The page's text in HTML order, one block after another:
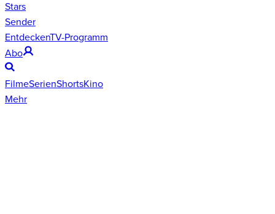
Stars
Sender
EntdeckenTV-Programm
Abo
FilmeSerienShortsKino
Mehr